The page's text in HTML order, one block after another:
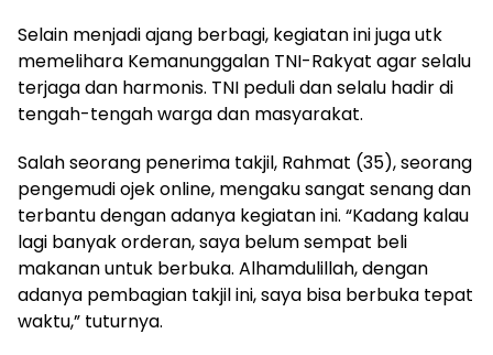
Selain menjadi ajang berbagi, kegiatan ini juga utk
memelihara Kemanunggalan TNI-Rakyat agar selalu
terjaga dan harmonis. TNI peduli dan selalu hadir di
tengah-tengah warga dan masyarakat.
Salah seorang penerima takjil, Rahmat (35), seorang
pengemudi ojek online, mengaku sangat senang dan
terbantu dengan adanya kegiatan ini. “Kadang kalau
lagi banyak orderan, saya belum sempat beli
makanan untuk berbuka. Alhamdulillah, dengan
adanya pembagian takjil ini, saya bisa berbuka tepat
waktu,” tuturnya.